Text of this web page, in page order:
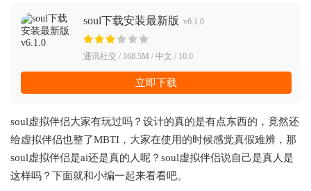
soul下载安装最新版 v6.1.0
通讯社交 / 168.5M / 中文 / 10.0
立即下载
soul虚拟伴侣大家有玩过吗？设计的真的是有点东西的，竟然还
给虚拟伴侣也整了MBTI，大家在使用的时候感觉真假难辨，那
soul虚拟伴侣是ai还是真的人呢？soul虚拟伴侣说自己是真人是
这样吗？下面就和小编一起来看看吧。